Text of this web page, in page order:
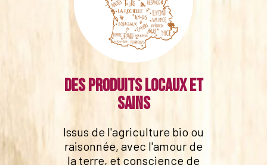
Des produits locaux et
sains
Issus de l'agriculture bio ou
raisonnée, avec l'amour de
la terre, et conscience de